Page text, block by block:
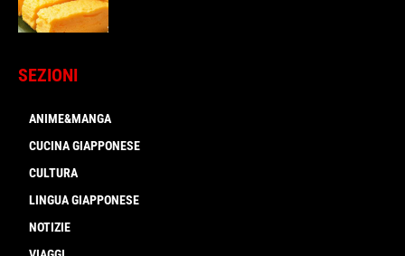
SEZIONI
ANIME&MANGA
CUCINA GIAPPONESE
CULTURA
LINGUA GIAPPONESE
NOTIZIE